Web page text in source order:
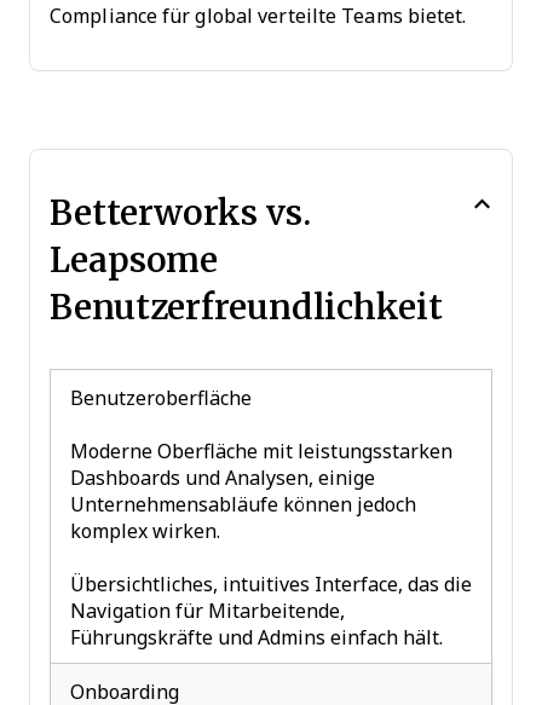
Compliance für global verteilte Teams bietet.
Betterworks vs.
Leapsome
Benutzerfreundlichkeit
Benutzeroberfläche
Moderne Oberfläche mit leistungsstarken
Dashboards und Analysen, einige
Unternehmensabläufe können jedoch
komplex wirken.
Übersichtliches, intuitives Interface, das die
Navigation für Mitarbeitende,
Führungskräfte und Admins einfach hält.
Onboarding